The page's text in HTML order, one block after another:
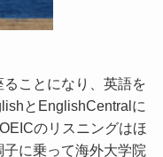
ことになり、英語を
とEnglishCentralに
のリスニングはほ
に乗って海外大学院